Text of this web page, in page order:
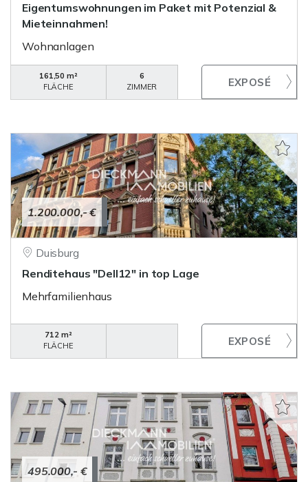
Eigentumswohnungen im Paket mit Potenzial &
Mieteinnahmen!
Wohnanlagen
161,50 m²
FLÄCHE
6
ZIMMER
1.200.000,- €
Duisburg
Renditehaus "Dell12" in top Lage
Mehrfamilienhaus
712 m²
FLÄCHE
495.000,- €